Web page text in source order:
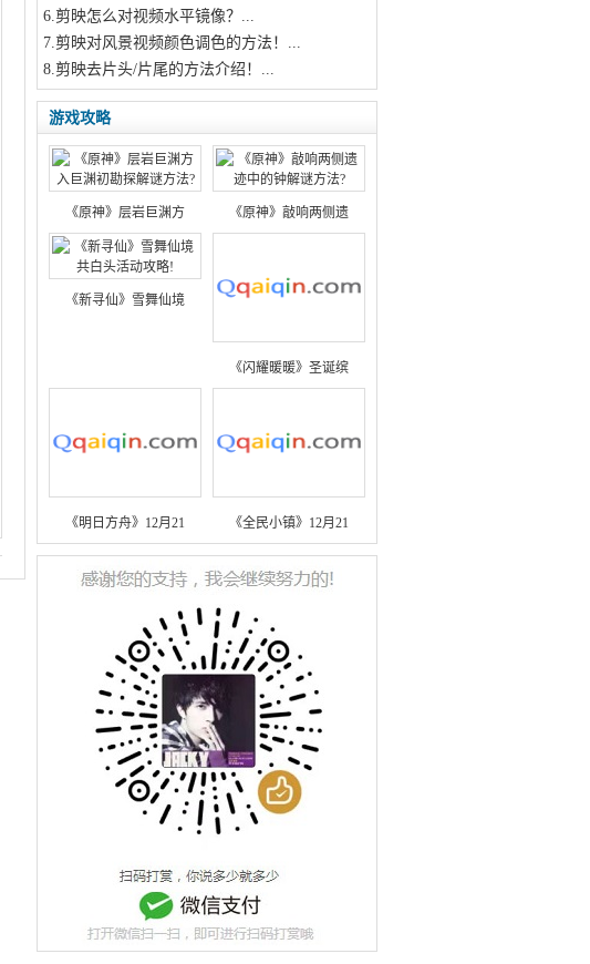
6.剪映怎么对视频水平镜像？...
7.剪映对风景视频颜色调色的方法！...
8.剪映去片头/片尾的方法介绍！...
游戏攻略
《原神》层岩巨渊方 《原神》敲响两侧遗
《新寻仙》雪舞仙境
《闪耀暖暖》圣诞缤
《明日方舟》12月21 《全民小镇》12月21